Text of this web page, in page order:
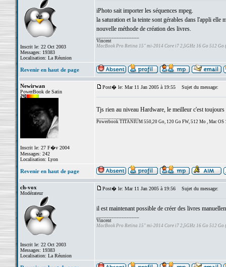
Inscrit le: 22 Oct 2003
Messages: 19383
Localisation: La Réunion
iPhoto sait importer les séquences mpeg.
la saturation et la teinte sont gérables dans l'appli elle
nouvelle méthode de création des livres.
Vincent
MacBook Pro Retina 15" mi-2014 Core i7 2,5GHz 16 Go 512 Go
Revenir en haut de page
Newirwan
PowerBook de Satin
Inscrit le: 27 F�v 2004
Messages: 242
Localisation: Lyon
Post� le: Mar 11 Jan 2005 à 19:55 Sujet du message:
Tjs rien au niveau Hardware, le meilleur c'est
Powerbook TITANIUM 550,20 Go, 120 Go FW, 512 Mo , Mac
Revenir en haut de page
ch-vox
Modérateur
Inscrit le: 22 Oct 2003
Messages: 19383
Localisation: La Réunion
Post� le: Mar 11 Jan 2005 à 19:56 Sujet du message:
il est maintenant possible de créer des livres
Vincent
MacBook Pro Retina 15" mi-2014 Core i7 2,5GHz 16 Go 512 Go